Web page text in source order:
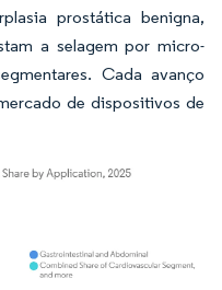
prostática benigna,
a selagem por micro-
Cada avanço
de dispositivos de